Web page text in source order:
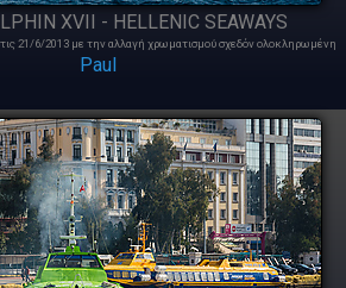
XVII - HELLENIC SEAWAYS
21/6/2013 με την αλλαγή χρωματισμού σχεδόν ολοκληρωμένη
Paul